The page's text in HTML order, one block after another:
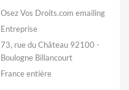
Osez Vos Droits.com emailing
Entreprise
73, rue du Château 92100 -
Boulogne Billancourt